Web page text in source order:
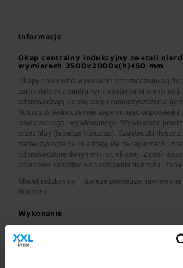
Informacje
Okap centralny indukcyjny ze stali
wymiarach 2500x2000x(h)450 mm
Okapy nawiewno-wywiewne przeznaczone są do
zamkniętych z centralnymi systemami wentylacji.
odprowadzają ciepło, parę i zanieczyszczenia
tłuszczu), jednocześnie zapewniając odpowiedni
nawiewanego i wywiewanego. Wywiewane
przez filtry (łapacze tłuszczu). Cząsteczki
zanieczyszczenia osadzają się na łapaczach i
odprowadzone do rynienki ociekowej. Zawór
ociekowej umożliwia spuszczenie tłuszczu i
Model indukcyjny – świeże powietrze nawiewane
tłuszczu
Wykonanie
Okapy wykonane są z wysokogatunkowej
Okapy nawiewno-wywiewne o wymiarach
wykonane są w wersji łączonej